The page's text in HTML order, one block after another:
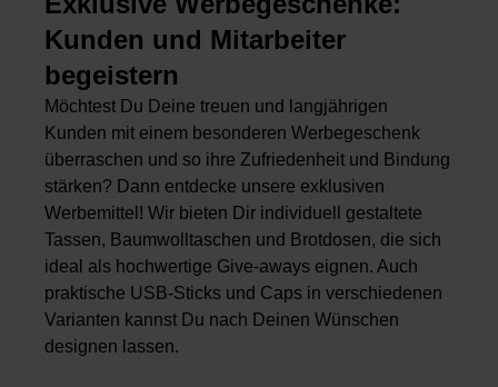
Kunden und Mitarbeiter
begeistern
Möchtest Du Deine treuen und langjährigen
Kunden mit einem besonderen Werbegeschenk
überraschen und so ihre Zufriedenheit und Bindung
stärken? Dann entdecke unsere exklusiven
Werbemittel! Wir bieten Dir individuell gestaltete
Tassen, Baumwolltaschen und Brotdosen, die sich
ideal als hochwertige Give-aways eignen. Auch
praktische USB-Sticks und Caps in verschiedenen
Varianten kannst Du nach Deinen Wünschen
designen lassen.